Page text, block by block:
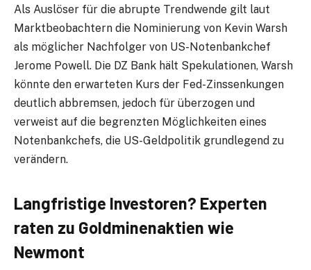
Als Auslöser für die abrupte Trendwende gilt laut
Marktbeobachtern die Nominierung von Kevin Warsh
als möglicher Nachfolger von US-Notenbankchef
Jerome Powell. Die DZ Bank hält Spekulationen, Warsh
könnte den erwarteten Kurs der Fed-Zinssenkungen
deutlich abbremsen, jedoch für überzogen und
verweist auf die begrenzten Möglichkeiten eines
Notenbankchefs, die US-Geldpolitik grundlegend zu
verändern.
Langfristige Investoren? Experten
raten zu Goldminenaktien wie
Newmont